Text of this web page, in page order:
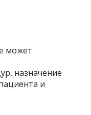
может
назначение
и